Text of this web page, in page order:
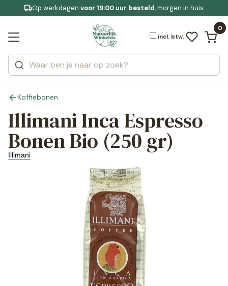
Gratis bezorging
Jouw bewuste leefstijl
Op werkdagenvoor 19:00 uur besteld, morgen in huis
incl. btw.
0
Zoeken
Categorieën
Merken
Bekijk alle resultaten
Koffiebonen
Illimani Inca Espresso
Bonen Bio (250 gr)
Illimani